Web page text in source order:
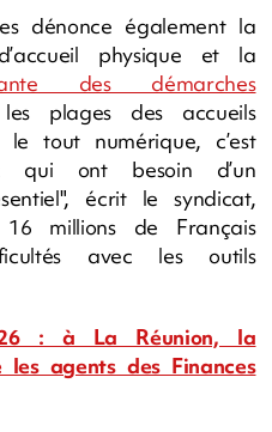
dénonce également la
physique et la
des démarches
plages des accueils
tout numérique, c’est
qui ont besoin d’un
écrit le syndicat,
millions de Français
avec les outils
: à La Réunion, la
agents des Finances